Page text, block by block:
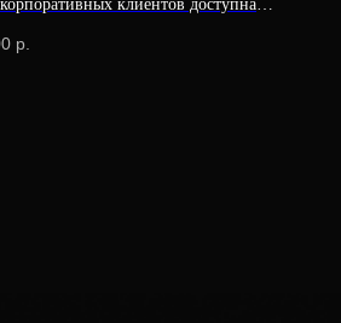
клиентов доступна
р.